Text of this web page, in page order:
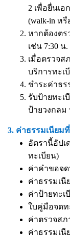
2 เพื่อยื่นเ
(walk-in ห
หากต้องตร
เช่น 7:30 น
เมื่อตรวจส
บริการทะเ
ชำระค่าธ
รับป้ายทะเ
ป้ายวงกลม
3. ค่าธรรมเนียม
อัตรานี้อัปเ
ทะเบียน)
ค่าคำขอจด
ค่าธรรมเนี
ค่าป้ายทะเ
ใบคู่มือจดท
ค่าตรวจสภ
ค่าธรรมเ